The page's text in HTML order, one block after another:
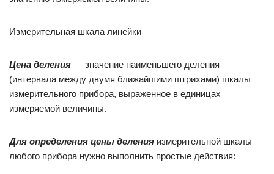
Измерительная шкала линейки
Цена деления — значение наименьшего деления
(интервала между двумя ближайшими штрихами) шкалы
измерительного прибора, выраженное в единицах
измеряемой величины.
Для определения цены деления измерительной шкалы
любого прибора нужно выполнить простые действия: